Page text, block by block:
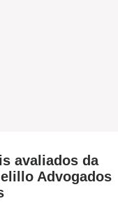
avaliados da
Advogados